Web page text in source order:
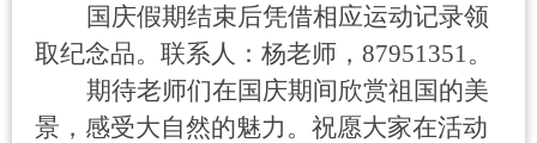
国庆假期结束后凭借相应运动记录领
取纪念品。联系人：杨老师， 87951351 。
期待老师们在国庆期间欣赏祖国的美
景，感受大自然的魅力。祝愿大家在活动